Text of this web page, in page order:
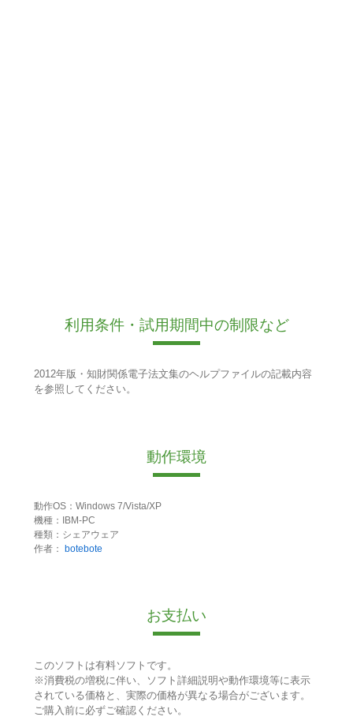
利用条件・試用期間中の制限など
2012年版・知財関係電子法文集のヘルプファイルの記載内容
を参照してください。
動作環境
動作OS：Windows 7/Vista/XP
機種：IBM-PC
種類：シェアウェア
作者： botebote
お支払い
このソフトは有料ソフトです。
※消費税の増税に伴い、ソフト詳細説明や動作環境等に表示
されている価格と、実際の価格が異なる場合がございます。
ご購入前に必ずご確認ください。